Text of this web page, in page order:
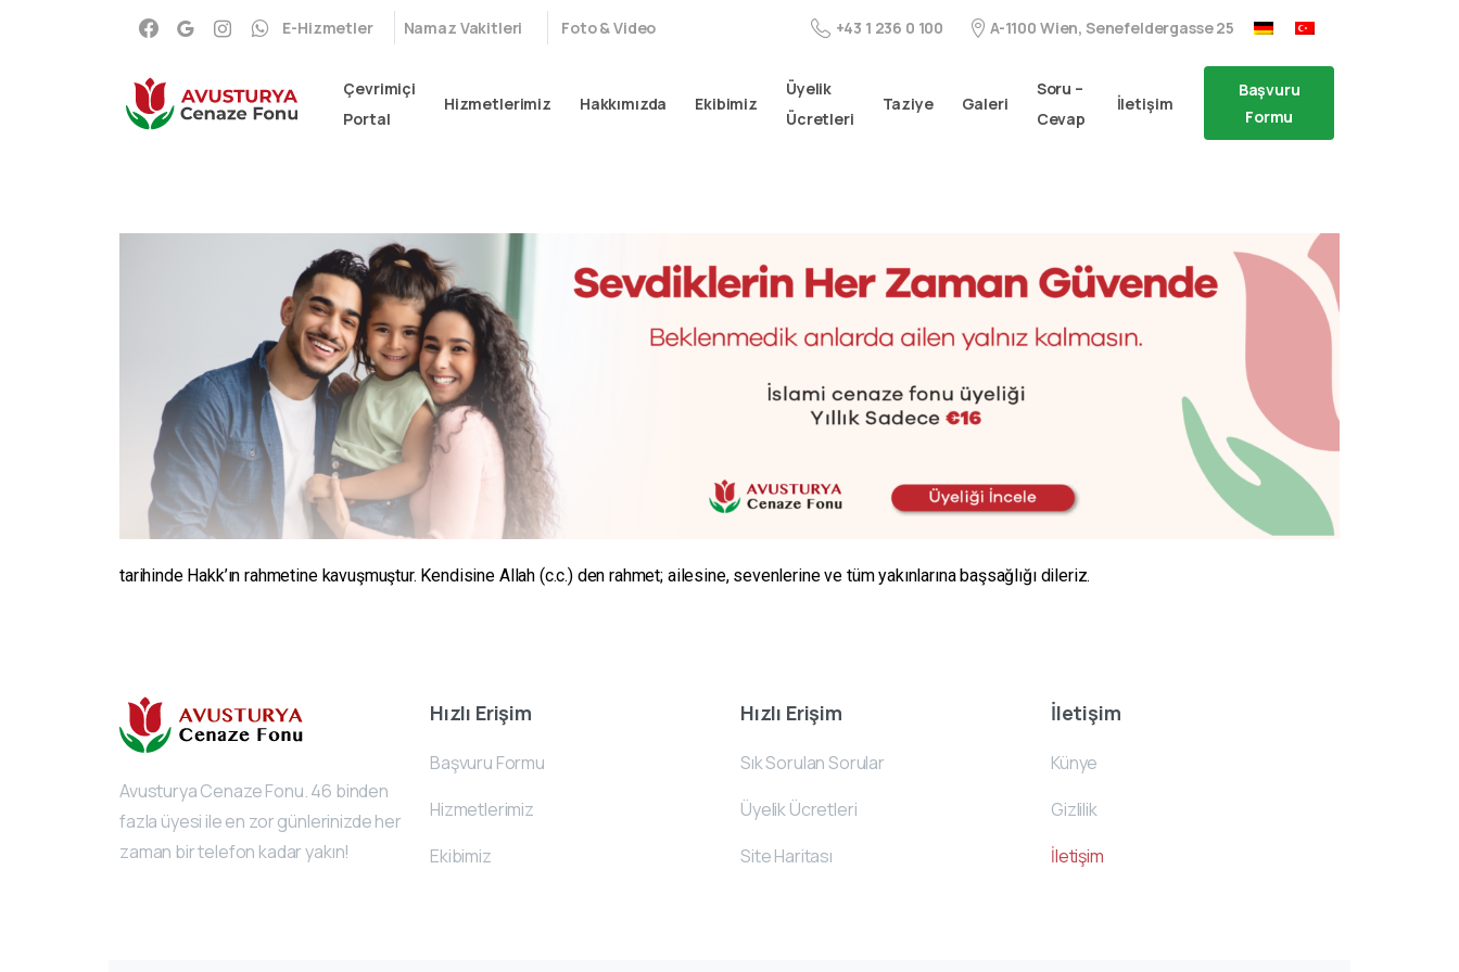
E-Hizmetler Namaz Vakitleri Foto & Video +43 1 236 0 100 A-1100 Wien, Senefeldergasse 25
Çevrimiçi
Portal
Hizmetlerimiz Hakkımızda Ekibimiz
Üyelik
Ücretleri
Taziye Galeri
Soru –
Cevap
İletişim
Başvuru
Formu
tarihinde Hakk’ın rahmetine kavuşmuştur. Kendisine Allah (c.c.) den rahmet; ailesine, sevenlerine ve tüm yakınlarına başsağlığı dileriz.
Avusturya Cenaze Fonu. 46 binden
fazla üyesi ile en zor günlerinizde her
zaman bir telefon kadar yakın!
Hızlı Erişim
Başvuru Formu
Hizmetlerimiz
Ekibimiz
Hızlı Erişim
Sık Sorulan Sorular
Üyelik Ücretleri
Site Haritası
İletişim
Künye
Gizlilik
İletişim